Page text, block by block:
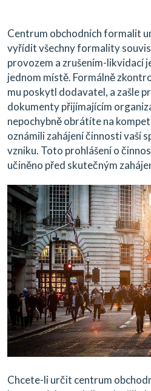
Centrum obchodních formalit
vyřídit všechny formality
provozem a zrušením-likvidací
jednom místě. Formálně
mu poskytl dodavatel, a zašle
dokumenty přijímajícím
nepochybně obrátíte na
oznámili zahájení činnosti vaší
vzniku. Toto prohlášení o
učiněno před skutečným
Chcete-li určit centrum